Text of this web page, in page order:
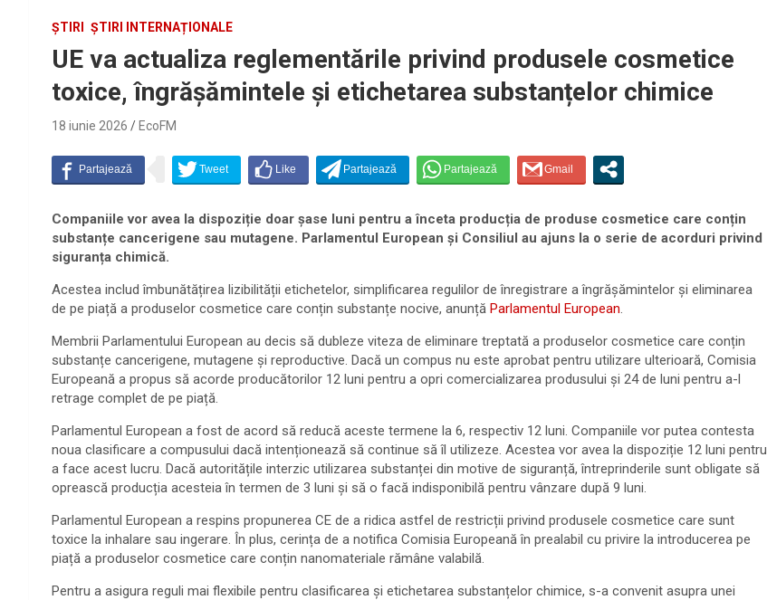
ȘTIRI ȘTIRI INTERNAȚIONALE
UE va actualiza reglementările privind produsele cosmetice
toxice, îngrășămintele și etichetarea substanțelor chimice
18 iunie 2026 EcoFM
Companiile vor avea la dispoziție doar șase luni pentru a înceta producția de produse cosmetice care conțin
substanțe cancerigene sau mutagene. Parlamentul European și Consiliul au ajuns la o serie de acorduri privind
siguranța chimică.
Acestea includ îmbunătățirea lizibilității etichetelor, simplificarea regulilor de înregistrare a îngrășămintelor și eliminarea
de pe piață a produselor cosmetice care conțin substanțe nocive, anunță Parlamentul European.
Membrii Parlamentului European au decis să dubleze viteza de eliminare treptată a produselor cosmetice care conțin
substanțe cancerigene, mutagene și reproductive. Dacă un compus nu este aprobat pentru utilizare ulterioară, Comisia
Europeană a propus să acorde producătorilor 12 luni pentru a opri comercializarea produsului și 24 de luni pentru a-l
retrage complet de pe piață.
Parlamentul European a fost de acord să reducă aceste termene la 6, respectiv 12 luni. Companiile vor putea contesta
noua clasificare a compusului dacă intenționează să continue să îl utilizeze. Acestea vor avea la dispoziție 12 luni pentru
a face acest lucru. Dacă autoritățile interzic utilizarea substanței din motive de siguranță, întreprinderile sunt obligate să
oprească producția acesteia în termen de 3 luni și să o facă indisponibilă pentru vânzare după 9 luni.
Parlamentul European a respins propunerea CE de a ridica astfel de restricții privind produsele cosmetice care sunt
toxice la inhalare sau ingerare. În plus, cerința de a notifica Comisia Europeană în prealabil cu privire la introducerea pe
piață a produselor cosmetice care conțin nanomateriale rămâne valabilă.
Pentru a asigura reguli mai flexibile pentru clasificarea și etichetarea substanțelor chimice, s-a convenit asupra unei